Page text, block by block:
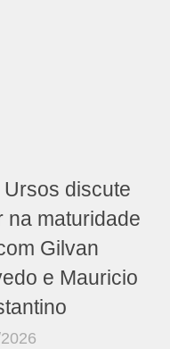
Ursos discute
na maturidade
Gilvan
e Mauricio